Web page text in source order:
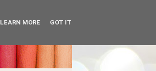
LEARN MORE GOT IT